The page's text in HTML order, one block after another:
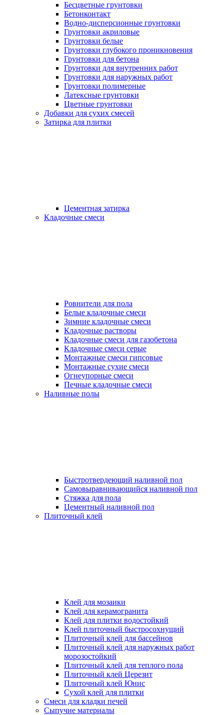
Бесцветные грунтовки
Бетонконтакт
Водно-дисперсионные грунтовки
Грунтовки акриловые
Грунтовки белые
Грунтовки глубокого проникновения
Грунтовки для бетона
Грунтовки для внутренних работ
Грунтовки для наружных работ
Грунтовки полимерные
Латексные грунтовки
Цветные грунтовки
Добавки для сухих смесей
Затирка для плитки
Цементная затирка
Кладочные смеси
Ровнители для пола
Белые кладочные смеси
Зимние кладочные смеси
Кладочные растворы
Кладочные смеси для газобетона
Кладочные смеси серые
Монтажные смеси гипсовые
Монтажные сухие смеси
Огнеупорные смеси
Печные кладочные смеси
Наливные полы
Быстротвердеющий наливной пол
Самовыравнивающийся наливной пол
Стяжка для пола
Цементный наливной пол
Плиточный клей
Клей для мозаики
Клей для керамогранита
Клей для плитки водостойкий
Клей плиточный быстросохнущий
Плиточный клей для бассейнов
Плиточный клей для наружных работ
морозостойкий
Плиточный клей для теплого пола
Плиточный клей Церезит
Плиточный клей Юнис
Сухой клей для плитки
Смеси для кладки печей
Сыпучие материалы